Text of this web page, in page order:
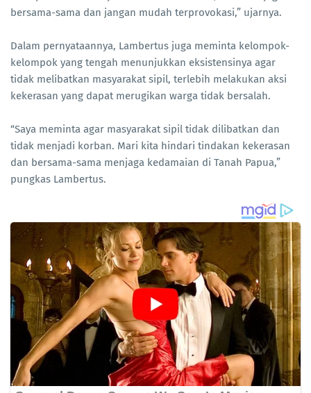
bersama-sama dan jangan mudah terprovokasi,” ujarnya.
Dalam pernyataannya, Lambertus juga meminta kelompok-
kelompok yang tengah menunjukkan eksistensinya agar
tidak melibatkan masyarakat sipil, terlebih melakukan aksi
kekerasan yang dapat merugikan warga tidak bersalah.
“Saya meminta agar masyarakat sipil tidak dilibatkan dan
tidak menjadi korban. Mari kita hindari tindakan kekerasan
dan bersama-sama menjaga kedamaian di Tanah Papua,”
pungkas Lambertus.